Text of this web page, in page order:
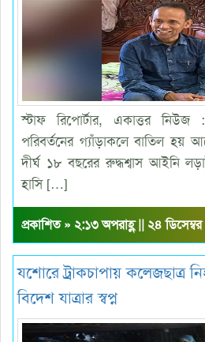
স্টাফ রিপোর্টার, একাত্তর
পরিবর্তনের গ্যাঁড়াকলে বাতিল হয়
দীর্ঘ ১৮ বছরের রুদ্ধশ্বাস আইনি
হাসি […]
প্রকাশিত » ২:১৩ অপরাহ্ণ || ২৪
যশোরে ট্রাকচাপায় কলেজছাত্র
বিদেশ যাত্রার স্বপ্ন